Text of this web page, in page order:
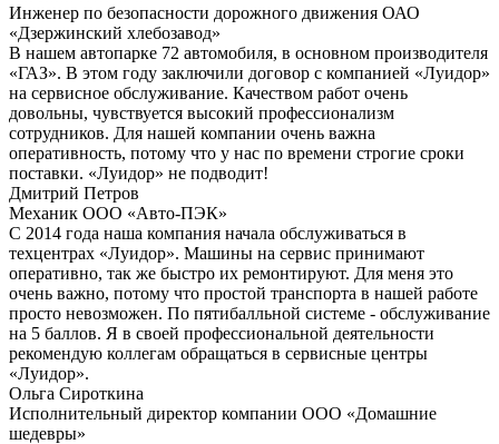
Инженер по безопасности дорожного движения ОАО
«Дзержинский хлебозавод»
В нашем автопарке 72 автомобиля, в основном производителя
«ГАЗ». В этом году заключили договор с компанией «Луидор»
на сервисное обслуживание. Качеством работ очень
довольны, чувствуется высокий профессионализм
сотрудников. Для нашей компании очень важна
оперативность, потому что у нас по времени строгие сроки
поставки. «Луидор» не подводит!
Дмитрий Петров
Механик ООО «Авто-ПЭК»
С 2014 года наша компания начала обслуживаться в
техцентрах «Луидор». Машины на сервис принимают
оперативно, так же быстро их ремонтируют. Для меня это
очень важно, потому что простой транспорта в нашей работе
просто невозможен. По пятибалльной системе - обслуживание
на 5 баллов. Я в своей профессиональной деятельности
рекомендую коллегам обращаться в сервисные центры
«Луидор».
Ольга Сироткина
Исполнительный директор компании ООО «Домашние
шедевры»